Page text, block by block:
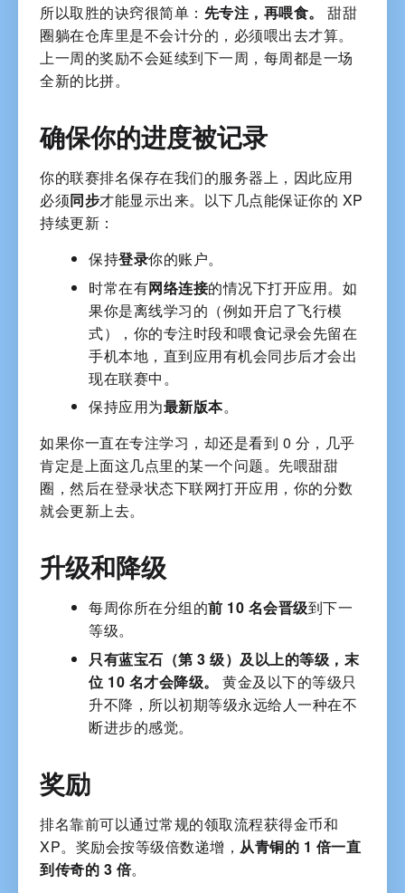
所以取胜的诀窍很简单： 先专注，再喂食。
甜甜
圈躺在仓库里是不会计分的，必须喂出去才算。
上一周的奖励不会延续到下一周，每周都是一场
全新的比拼。
确保你的进度被记录
你的联赛排名保存在我们的服务器上，因此应用
必须同步才能显示出来。以下几点能保证你的 XP
持续更新：
保持登录你的账户。
时常在有网络连接的情况下打开应用。如
果你是离线学习的（例如开启了飞行模
式），你的专注时段和喂食记录会先留在
手机本地，直到应用有机会同步后才会出
现在联赛中。
保持应用为最新版本。
如果你一直在专注学习，却还是看到 0 分，几乎
肯定是上面这几点里的某一个问题。先喂甜甜
圈，然后在登录状态下联网打开应用，你的分数
就会更新上去。
升级和降级
每周你所在分组的前 10 名会晋级到下一
等级。
只有蓝宝石（第 3 级）及以上的等级，末
位 10 名才会降级。
黄金及以下的等级只
升不降，所以初期等级永远给人一种在不
断进步的感觉。
奖励
排名靠前可以通过常规的领取流程获得金币和
XP。奖励会按等级倍数递增， 从青铜的 1 倍一直
到传奇的 3 倍。